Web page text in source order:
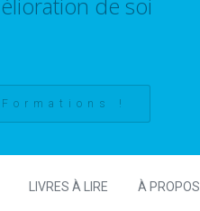
Formations !
LIVRES À LIRE À PROPOS